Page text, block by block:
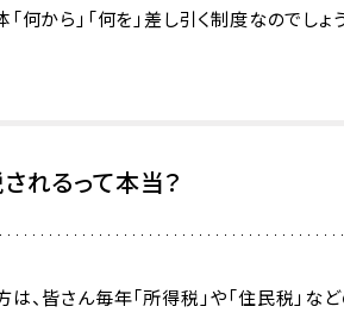
何から」「何を」差し引く制度なのでしょ
れるって本当？
、皆さん毎年「所得税」や「住民税」